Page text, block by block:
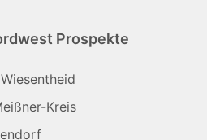
Prospekte
Kreis